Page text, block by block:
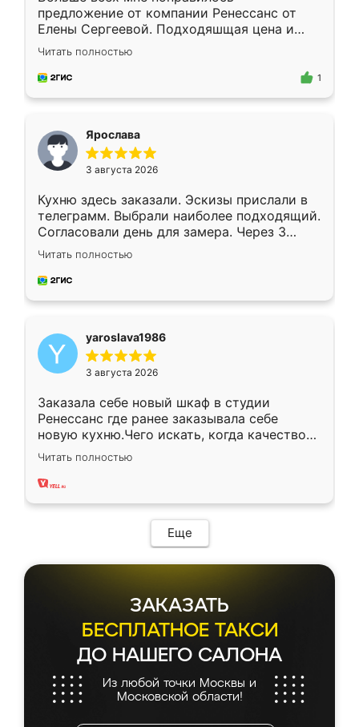
предложение от компании Ренессанс от
Елены Сергеевой. Подходяшщая цена и
короткие сроки изготовления. Приехавший
для замера сотрудник Владислав
предложил по моему эскизу самый
Читать полностью
1
Ярослава
3 августа 2026
Кухню здесь заказали. Эскизы прислали в
телеграмм. Выбрали наиболее подходящий.
Согласовали день для замера. Через 3
недели кухня была уже готова. Остались
довольны работой. Спасибо Ренессанс
мебель за качественную работу!
Читать полностью
yaroslava1986
3 августа 2026
Заказала себе новый шкаф в студии
Ренессанс где ранее заказывала себе
новую кухню.Чего искать, когда качеством
вполне довольна. Служит кухня уже почти
два года, нареканий нет.
Читать полностью
Еще
ЗАКАЗАТЬ
БЕСПЛАТНОЕ ТАКСИ
ДО НАШЕГО САЛОНА
Из любой точки Москвы и
Московской области!